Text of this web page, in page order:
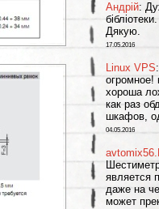
Андрій:
Дякую.
17.05.2016
Linux VPS
огромное!
хороша
как раз
шкафов,
04.05.2016
является
даже на
может